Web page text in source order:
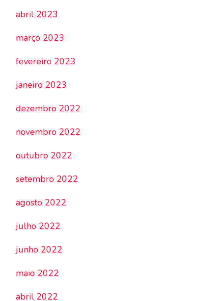
abril 2023
março 2023
fevereiro 2023
janeiro 2023
dezembro 2022
novembro 2022
outubro 2022
setembro 2022
agosto 2022
julho 2022
junho 2022
maio 2022
abril 2022